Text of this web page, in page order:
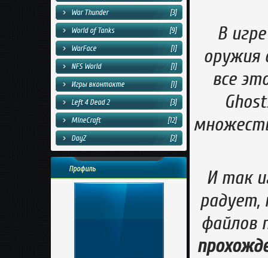
War Thunder
[3]
World of Tanks
[9]
WarFace
[1]
NFS World
[1]
Игры вконтакте
[1]
Left 4 Dead 2
[3]
MineCraft
[12]
DayZ
[2]
Профиль
В
оружия
все
И так
радует,
файлов